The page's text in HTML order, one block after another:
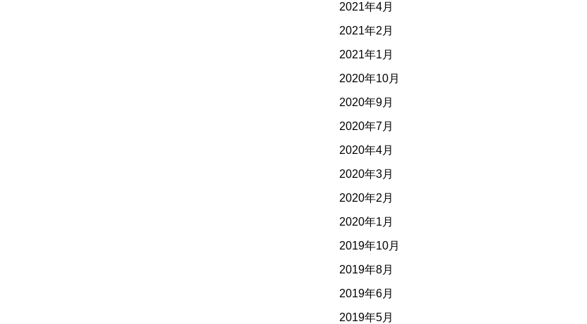
2021年4月
2021年2月
2021年1月
2020年10月
2020年9月
2020年7月
2020年4月
2020年3月
2020年2月
2020年1月
2019年10月
2019年8月
2019年6月
2019年5月